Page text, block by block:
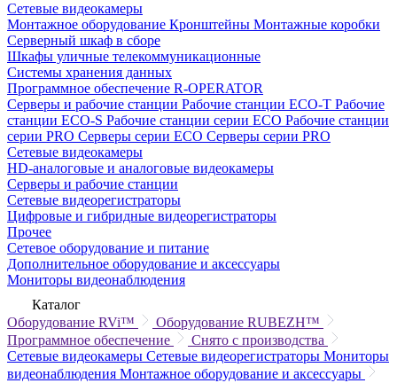
Сетевые видеокамеры
Монтажное оборудование Кронштейны Монтажные коробки
Серверный шкаф в сборе
Шкафы уличные телекоммуникационные
Системы хранения данных
Программное обеспечение R-OPERATOR
Серверы и рабочие станции Рабочие станции ECO-T Рабочие
станции ECO-S Рабочие станции серии ECO Рабочие станции
серии PRO Серверы серии ECO Серверы серии PRO
Сетевые видеокамеры
HD-аналоговые и аналоговые видеокамеры
Серверы и рабочие станции
Сетевые видеорегистраторы
Цифровые и гибридные видеорегистраторы
Прочее
Сетевое оборудование и питание
Дополнительное оборудование и аксессуары
Мониторы видеонаблюдения
Каталог
Оборудование RVi™
Оборудование RUBEZH™
Программное обеспечение
Снято с производства
Сетевые видеокамеры Сетевые видеорегистраторы Мониторы
видеонаблюдения Монтажное оборудование и аксессуары